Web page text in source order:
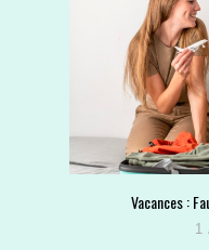
Vacances :
1